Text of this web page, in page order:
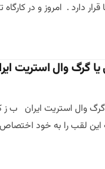
دارد . امروز و در
یا گرگ وال استریت
گرگ وال استریت ایران ب
لقب را به خود اختصاص